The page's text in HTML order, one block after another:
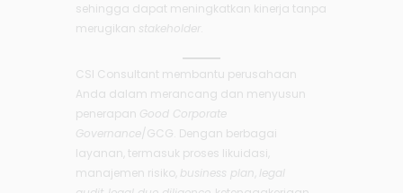
sehingga dapat meningkatkan kinerja tanpa
merugikan stakeholder
CSI Consultant membantu perusahaan
Anda dalam merancang dan menyusun
penerapan Good Corporate
Governance/GCG. Dengan berbagai
layanan, termasuk proses likuidasi,
manajemen risiko, business plan legal